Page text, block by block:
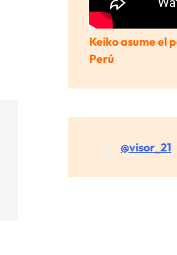
Keiko asume el
Perú
@visor_21